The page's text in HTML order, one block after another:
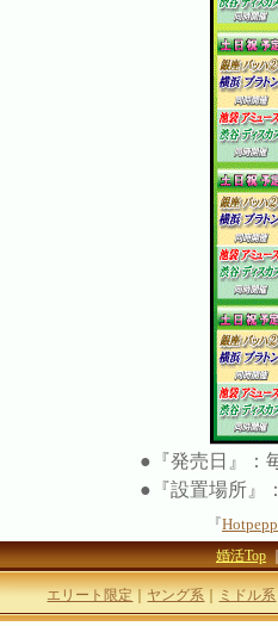
●『発売日』：
●『設置場所』
『
婚活Top
エリート限定｜ヤング系｜ミドル系